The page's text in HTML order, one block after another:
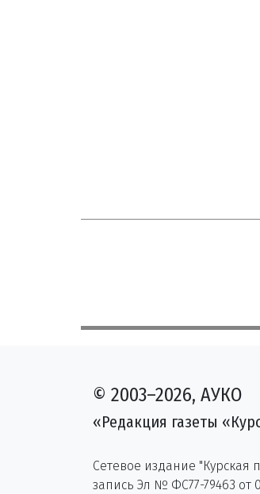
© 2003–2026, АУКО
«Редакция газеты
Сетевое издание "Курская
запись Эл № ФС77-79463 от